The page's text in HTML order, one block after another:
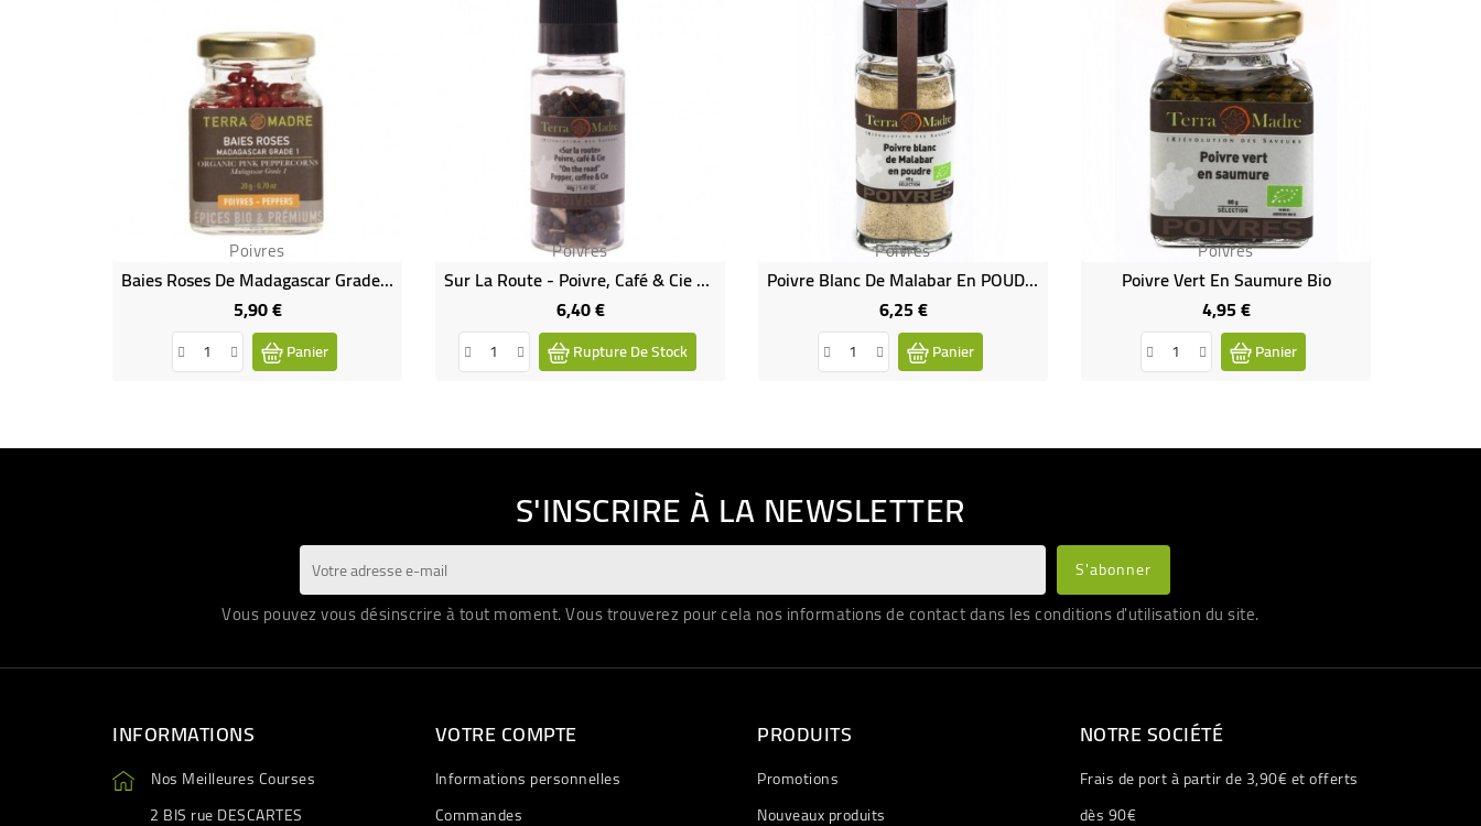
Poivres
Baies Roses De Madagascar Grade 1 Bio
5,90 €Prix
Panier
Poivres
Sur La Route - Poivre, Café & Cie Bio
6,40 €Prix
Rupture De Stock
Poivres
Poivre Blanc De Malabar En POUDRE Bio
6,25 €Prix
Panier
Poivres
Poivre Vert En Saumure Bio
4,95 €Prix
Panier
S'INSCRIRE À LA NEWSLETTER
Vous pouvez vous désinscrire à tout moment. Vous trouverez pour cela nos informations de contact dans les conditions d'utilisation du site.
INFORMATIONS
Nos Meilleures Courses
2 BIS rue DESCARTES
VOTRE COMPTE
Informations personnelles
Commandes
PRODUITS
Promotions
Nouveaux produits
NOTRE SOCIÉTÉ
Frais de port à partir de 3,90€ et offerts
dès 90€